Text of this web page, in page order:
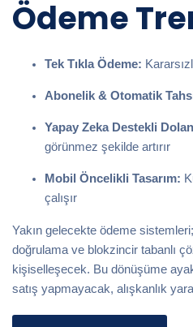
Ödeme
Tek Tıkla Ödeme:
Abonelik & Otomatik
Yapay Zeka Destekli
görünmez şekilde artırır
Mobil Öncelikli Tasarım:
çalışır
Yakın gelecekte ödeme
doğrulama ve blokzincir tabanlı
kişiselleşecek. Bu dönüşüme
satış yapmayacak, alışkanlık